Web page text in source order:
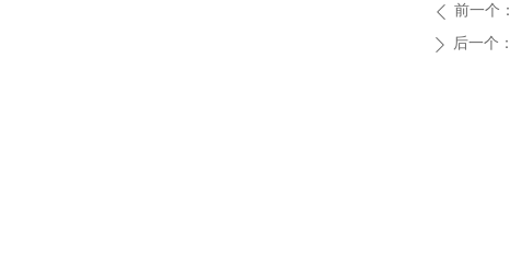
ꄴ 前一个：
ꄲ 后一个：